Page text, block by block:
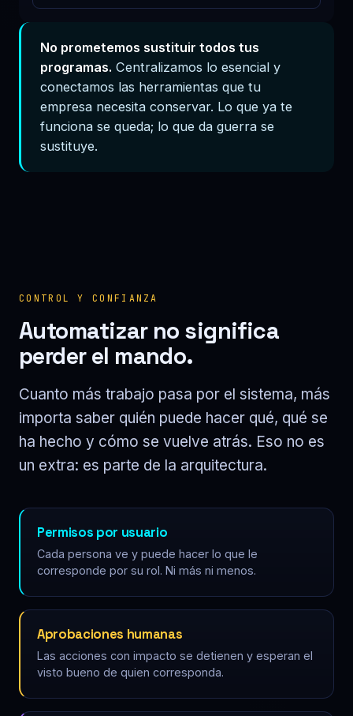
No prometemos sustituir todos tus
programas. Centralizamos lo esencial y
conectamos las herramientas que tu
empresa necesita conservar. Lo que ya te
funciona se queda; lo que da guerra se
sustituye.
CONTROL Y CONFIANZA
Automatizar no significa
perder el mando.
Cuanto más trabajo pasa por el sistema, más
importa saber quién puede hacer qué, qué se
ha hecho y cómo se vuelve atrás. Eso no es
un extra: es parte de la arquitectura.
Permisos por usuario
Cada persona ve y puede hacer lo que le
corresponde por su rol. Ni más ni menos.
Aprobaciones humanas
Las acciones con impacto se detienen y esperan el
visto bueno de quien corresponda.